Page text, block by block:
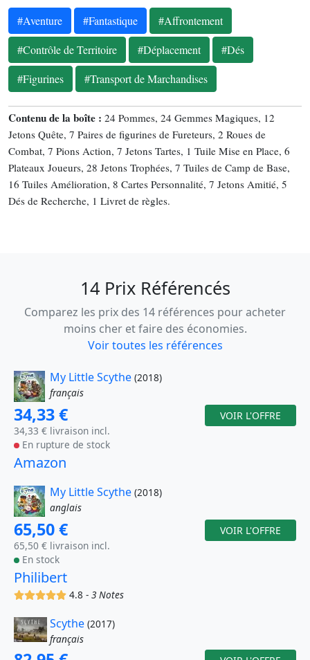
#Aventure #Fantastique
#Affrontement
#Contrôle de Territoire
#Déplacement
#Dés
#Figurines
#Transport de Marchandises
Contenu de la boîte : 24 Pommes, 24 Gemmes Magiques, 12
Jetons Quête, 7 Paires de figurines de Fureteurs, 2 Roues de
Combat, 7 Pions Action, 7 Jetons Tartes, 1 Tuile Mise en Place, 6
Plateaux Joueurs, 28 Jetons Trophées, 7 Tuiles de Camp de Base,
16 Tuiles Amélioration, 8 Cartes Personnalité, 7 Jetons Amitié, 5
Dés de Recherche, 1 Livret de règles.
14 Prix Référencés
Comparez les prix des 14 références pour acheter
moins cher et faire des économies.
Voir toutes les références
My Little Scythe (2018)
français
34,33 €
34,33 € livraison incl.
En rupture de stock
VOIR L'OFFRE
Amazon
My Little Scythe (2018)
anglais
65,50 €
65,50 € livraison incl.
En stock
VOIR L'OFFRE
Philibert
(x)(x)(x)(x)(x)4.8 -3 Notes
Scythe (2017)
français